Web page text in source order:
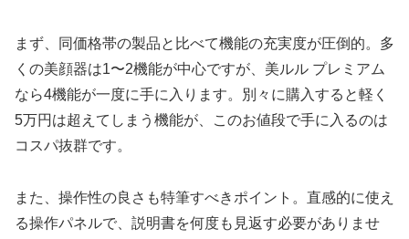
まず、同価格帯の製品と比べて機能の充実度が圧倒的。多
くの美顔器は1〜2機能が中心ですが、美ルル プレミアム
なら4機能が一度に手に入ります。別々に購入すると軽く
5万円は超えてしまう機能が、このお値段で手に入るのは
コスパ抜群です。
また、操作性の良さも特筆すべきポイント。直感的に使え
る操作パネルで、説明書を何度も見返す必要がありませ